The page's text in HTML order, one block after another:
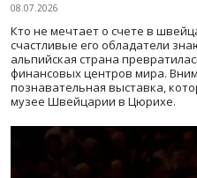
08.07.2026
Кто не мечтает о счете в
счастливые его обладатели
альпийская страна
финансовых центров мира.
познавательная выставка,
музее Швейцарии в Цюрихе.